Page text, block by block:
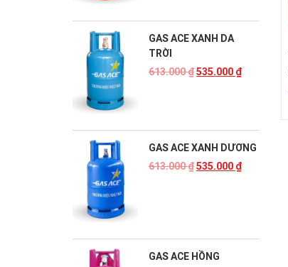
ÂM HỒNG NGOẠI
BẾP GAS ÂM HỒNG NGOẠI
EUROSUN GN09
GAS ACE XANH DA
TRỜI
613.000₫535.000 ₫
GAS ACE XANH DƯƠNG
613.000₫535.000 ₫
GAS ACE HỒNG